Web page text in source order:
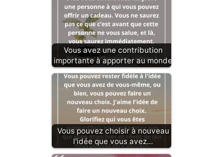
Vous avez une contribution
importante à apporter au monde
Vous pouvez choisir à nouveau
l'idée que vous avez…